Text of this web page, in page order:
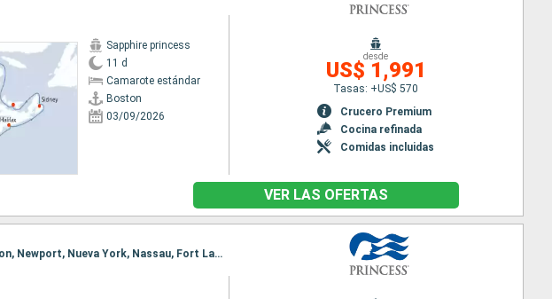
Sapphire princess
11 d
Camarote estándar
Boston
03/09/2026
desde
US$ 1,991
Tasas: +US$ 570
Crucero Premium
Cocina refinada
Comidas incluidas
VER LAS OFERTAS
Itinerario : Quebec, Saguenay, Charlottetown, Sidney, Halifax, Boston, Newport, Nueva York, Nassau, Fort Lauderdale